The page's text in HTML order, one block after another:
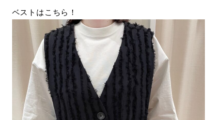
ベストはこちら！